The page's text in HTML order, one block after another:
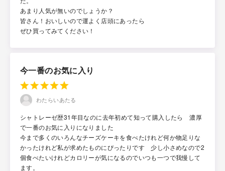
あまり人気が無いのでしょうか？
皆さん！おいしいので運よく店頭にあったら
ぜひ買ってみてください！
今一番のお気に入り
わたらいあたる
シャトレーゼ歴31年目なのに去年初めて知って購入したら 濃厚
で一番のお気に入りになりました
今まで多くのいろんなチーズケーキを食べたけれど何か物足りな
かったけれど私が求めたものにぴったりです 少し小さめなので2
個食べたいけれどカロリーが気になるのでいつも一つで我慢して
ます。